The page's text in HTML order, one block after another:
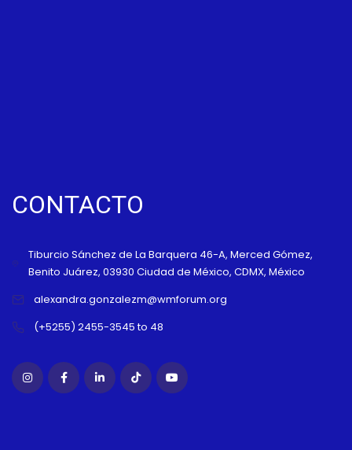
CONTACTO
Tiburcio Sánchez de La Barquera 46-A, Merced Gómez,
Benito Juárez, 03930 Ciudad de México, CDMX, México
alexandra.gonzalezm@wmforum.org
(+5255) 2455-3545 to 48